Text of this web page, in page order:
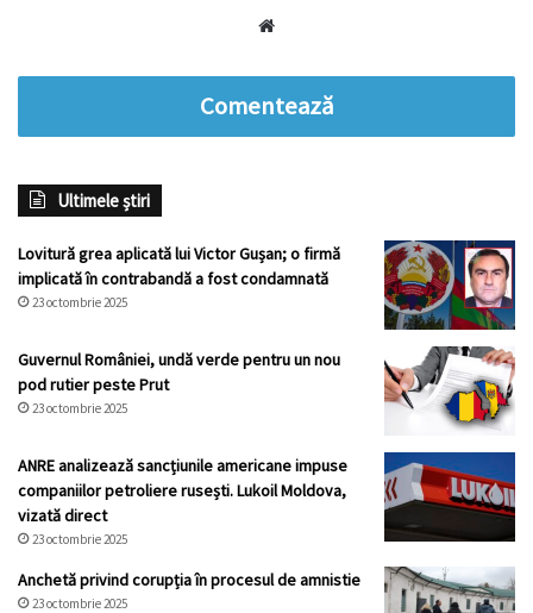
Comentează
Ultimele știri
Lovitură grea aplicată lui Victor Gușan; o firmă
implicată în contrabandă a fost condamnată
23 octombrie 2025
Guvernul României, undă verde pentru un nou
pod rutier peste Prut
23 octombrie 2025
ANRE analizează sancțiunile americane impuse
companiilor petroliere rusești. Lukoil Moldova,
vizată direct
23 octombrie 2025
Anchetă privind corupția în procesul de amnistie
23 octombrie 2025